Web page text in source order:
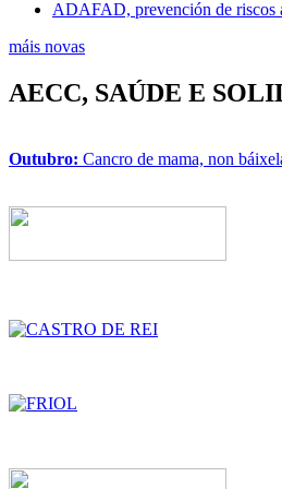
ADAFAD, prevención de riscos
máis novas
AECC, SAÚDE E
Outubro: Cancro de mama, non